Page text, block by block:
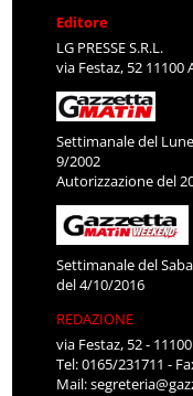
Editore
LG PRESSE S.R.L.
via Festaz, 52 11100
Settimanale del
9/2002
Autorizzazione del
Settimanale del
del 4/10/2016
REDAZIONE
via Festaz, 52 -
Tel: 0165/231711 -
Mail: